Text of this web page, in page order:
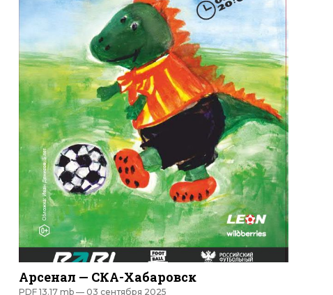
Арсенал — СКА-Хабаровск
PDF 13.17 mb — 03 сентября 2025